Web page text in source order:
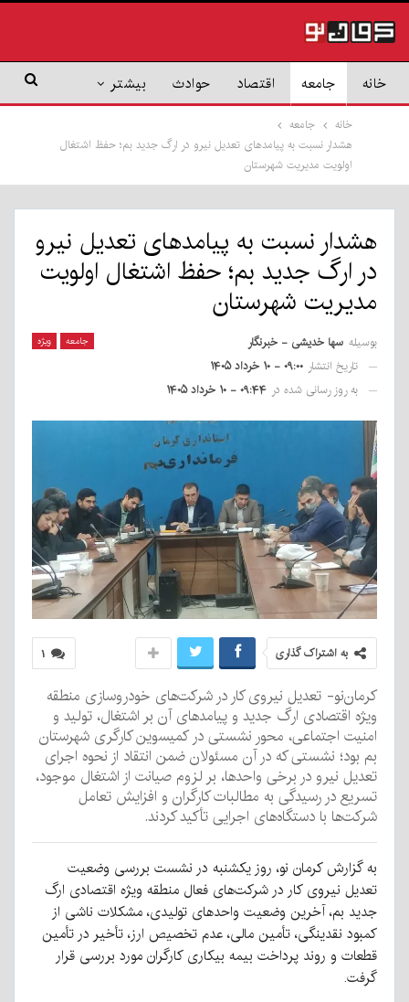
خانه جامعه اقتصاد حوادث بیشتر
خانه
جامعه
هشدار نسبت به پیامدهای تعدیل نیرو در ارگ جدید بم؛ حفظ اشتغال
اولویت مدیریت شهرستان
هشدار نسبت به پیامدهای تعدیل نیرو
در ارگ جدید بم؛ حفظ اشتغال اولویت
مدیریت شهرستان
جامعه ویژه بوسیله سها خدیشی - خبرنگار
تاریخ انتشار ۰۹:۰۰ - ۱۰ خرداد ۱۴۰۵
به روز رسانی شده در ۰۹:۴۴ - ۱۰ خرداد ۱۴۰۵
۱ به اشتراک گذاری
کرمان‌نو- تعدیل نیروی کار در شرکت‌های خودروسازی منطقه
ویژه اقتصادی ارگ جدید و پیامدهای آن بر اشتغال، تولید و
امنیت اجتماعی، محور نشستی در کمیسوین کارگری شهرستان
بم بود؛ نشستی که در آن مسئولان ضمن انتقاد از نحوه اجرای
تعدیل نیرو در برخی واحدها، بر لزوم صیانت از اشتغال موجود،
تسریع در رسیدگی به مطالبات کارگران و افزایش تعامل
شرکت‌ها با دستگاه‌های اجرایی تأکید کردند.
به گزارش کرمان نو، روز یکشنبه در نشست بررسی وضعیت
تعدیل نیروی کار در شرکت‌های فعال منطقه ویژه اقتصادی ارگ
جدید بم، آخرین وضعیت واحدهای تولیدی، مشکلات ناشی از
کمبود نقدینگی، تأمین مالی، عدم تخصیص ارز، تأخیر در تأمین
قطعات و روند پرداخت بیمه بیکاری کارگران مورد بررسی قرار
گرفت.